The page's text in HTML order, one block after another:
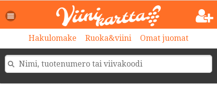
Hakulomake Ruoka&viini Omat juomat